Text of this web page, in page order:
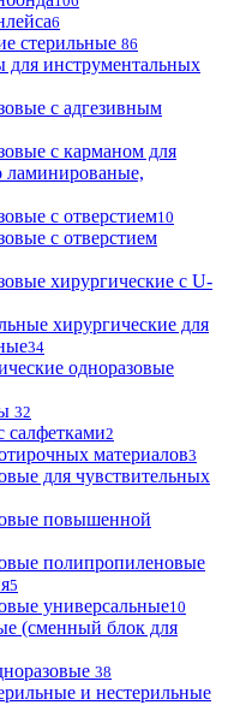
6
стерильные 86
инструментальных
с адгезивным
с карманом для
ламинированые,
с отверстием10
с отверстием
хирургические с U-
хирургические для
34
одноразовые
32
салфетками2
материалов3
для чувствительных
повышенной
полипропиленовые
5
универсальные10
(сменный блок для
38
и нестерильные